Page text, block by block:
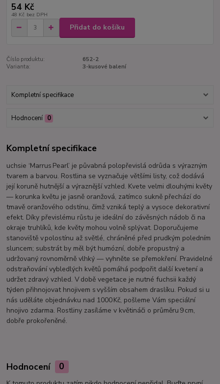
54 Kč
48 Kč bez DPH
Přidat do košíku
Číslo produktu:
652-2
Varianta:
3-kusové balení
Kompletní specifikace
Hodnocení 0
Kompletní specifikace
uchsie ‘Marrus Pearl’ je půvabná polopřevislá odrůda s výrazným
tvarem a barvou. Rostlina se vyznačuje většími listy, což dodává
její koruně hutnější a výraznější vzhled. Kvete velmi dlouhými květy
— korunka květu je jasně oranžová, zatímco sukně přechází do
tmavě oranžového odstínu, čímž vzniká teplý a vysoce dekorativní
efekt. Díky převislému růstu je ideální do závěsných nádob či na
okraje truhlíků, kde květy mohou volně splývat. Doporučujeme
stanoviště v polostínu až světlé, chráněné před prudkým poledním
sluncem; substrát by měl být humózní, dobře propustný a
udržovaný rovnoměrně vlhký — vyhněte se přemokření. Pravidelné
odstraňování vybledlých květů pomáhá podpořit další kvetení a
udržet zdravý vzhled. V době vegetace je nutné fuchsii každý
týden přihnojovat hnojivem s vyšším obsahem draslíku. Pokud si u
nás uděláte objednávku nad 1000 Kč, pošleme Vám speciální
hnojivo zdarma. Rostliny zasíláme v květináči o průměru 9 cm,
dobře prokořeněné.
Hodnocení 0